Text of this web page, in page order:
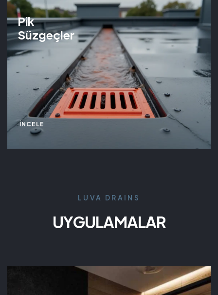
Pik
Süzgeçler
İNCELE
LUVA DRAINS
UYGULAMALAR